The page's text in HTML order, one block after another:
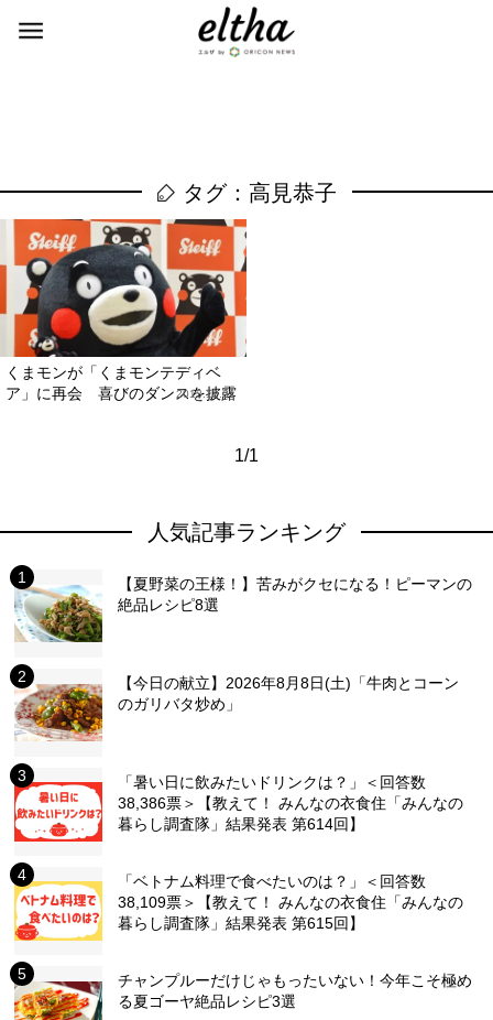
タグ：高見恭子
くまモンが「くまモンテディベ
ア」に再会 喜びのダンスを披露
2013.12.01
1/1
人気記事ランキング
【夏野菜の王様！】苦みがクセになる！ピーマンの
絶品レシピ8選
【今日の献立】2026年8月8日(土)「牛肉とコーン
のガリバタ炒め」
「暑い日に飲みたいドリンクは？」＜回答数
38,386票＞【教えて！ みんなの衣食住「みんなの
暮らし調査隊」結果発表 第614回】
「ベトナム料理で食べたいのは？」＜回答数
38,109票＞【教えて！ みんなの衣食住「みんなの
暮らし調査隊」結果発表 第615回】
チャンプルーだけじゃもったいない！今年こそ極め
る夏ゴーヤ絶品レシピ3選